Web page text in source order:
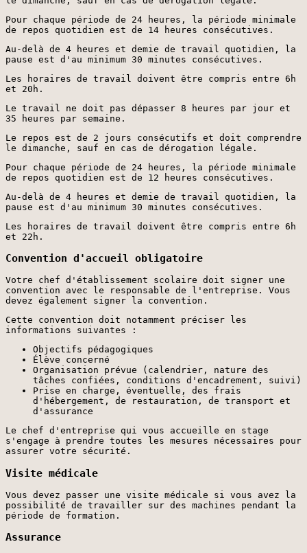
Pour chaque période de 24 heures, la période minimale
de repos quotidien est de 14 heures consécutives.
Au-delà de 4 heures et demie de travail quotidien, la
pause est d'au minimum 30 minutes consécutives.
Les horaires de travail doivent être compris entre 6h
et 20h.
Le travail ne doit pas dépasser 8 heures par jour et
35 heures par semaine.
Le repos est de 2 jours consécutifs et doit comprendre
le dimanche, sauf en cas de dérogation légale.
Pour chaque période de 24 heures, la période minimale
de repos quotidien est de 12 heures consécutives.
Au-delà de 4 heures et demie de travail quotidien, la
pause est d'au minimum 30 minutes consécutives.
Les horaires de travail doivent être compris entre 6h
et 22h.
Convention d'accueil obligatoire
Votre chef d'établissement scolaire doit signer une
convention avec le responsable de l'entreprise. Vous
devez également signer la convention.
Cette convention doit notamment préciser les
informations suivantes :
Objectifs pédagogiques
Élève concerné
Organisation prévue (calendrier, nature des
tâches confiées, conditions d'encadrement, suivi)
Prise en charge, éventuelle, des frais
d'hébergement, de restauration, de transport et
d'assurance
Le chef d'entreprise qui vous accueille en stage
s'engage à prendre toutes les mesures nécessaires pour
assurer votre sécurité.
Visite médicale
Vous devez passer une visite médicale si vous avez la
possibilité de travailler sur des machines pendant la
période de formation.
Assurance